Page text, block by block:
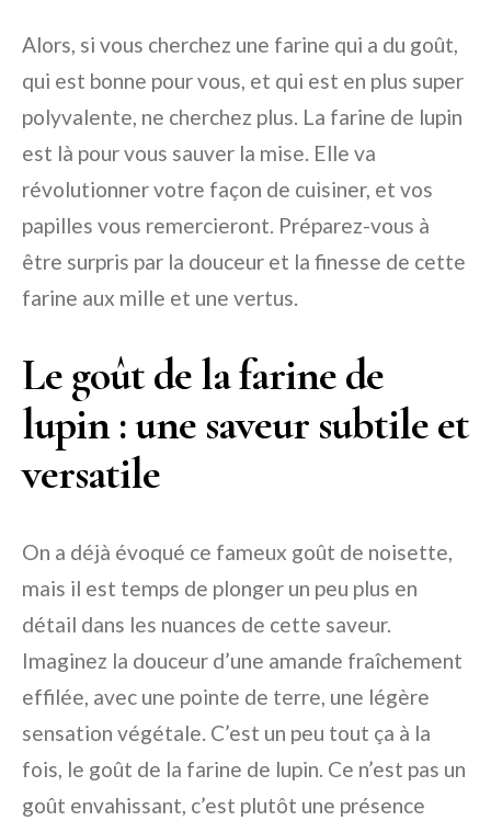
Alors, si vous cherchez une farine qui a du goût,
qui est bonne pour vous, et qui est en plus super
polyvalente, ne cherchez plus. La farine de lupin
est là pour vous sauver la mise. Elle va
révolutionner votre façon de cuisiner, et vos
papilles vous remercieront. Préparez-vous à
être surpris par la douceur et la finesse de cette
farine aux mille et une vertus.
Le goût de la farine de
lupin : une saveur subtile et
versatile
On a déjà évoqué ce fameux goût de noisette,
mais il est temps de plonger un peu plus en
détail dans les nuances de cette saveur.
Imaginez la douceur d’une amande fraîchement
effilée, avec une pointe de terre, une légère
sensation végétale. C’est un peu tout ça à la
fois, le goût de la farine de lupin. Ce n’est pas un
goût envahissant, c’est plutôt une présence